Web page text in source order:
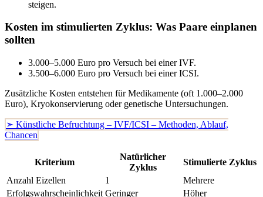
steigen.
Kosten im stimulierten Zyklus: Was Paare einplanen
sollten
3.000–5.000 Euro pro Versuch bei einer IVF.
3.500–6.000 Euro pro Versuch bei einer ICSI.
Zusätzliche Kosten entstehen für Medikamente (oft 1.000–2.000
Euro), Kryokonservierung oder genetische Untersuchungen.
➣ Künstliche Befruchtung – IVF/ICSI – Methoden, Ablauf,
Chancen
Kriterium
Natürlicher
Zyklus
Stimulierte Zyklus
Anzahl Eizellen
1
Mehrere
Erfolgswahrscheinlichkeit Geringer
Höher